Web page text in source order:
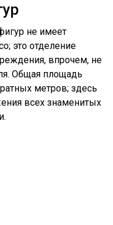
не имеет
это отделение
впрочем, не
Общая площадь
метров; здесь
всех знаменитых